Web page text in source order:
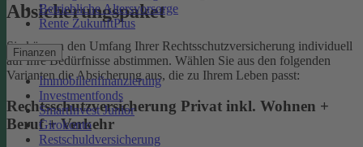
Betriebliche Altersvorsorge
Rente ZukunftPlus
Finanzen
Immobilienfinanzierung
Investmentfonds
SmartInvest Junior
Girokonto
Restschuldversicherung
Absicherungspaket
Sie können den Umfang Ihrer Rechtsschutzversicherung individuell
auf Ihre Bedürfnisse abstimmen. Wählen Sie aus den folgenden
Varianten die Absicherung aus, die zu Ihrem Leben passt:
Rechtsschutzversicherung Privat inkl. Wohnen +
Beruf + Verkehr